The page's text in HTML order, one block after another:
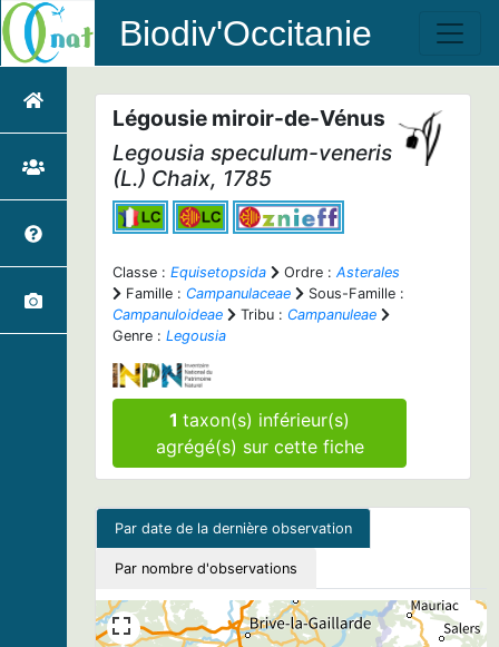
Biodiv'Occitanie
Légousie miroir-de-Vénus
Legousia speculum-veneris
(L.) Chaix, 1785
Classe : Equisetopsida Ordre : Asterales
Famille : Campanulaceae
Sous-Famille :
Campanuloideae
Tribu : Campanuleae
Genre : Legousia
1taxon(s) inférieur(s)
agrégé(s) sur cette fiche
Par date de la dernière observation
Par nombre d'observations